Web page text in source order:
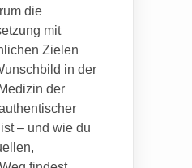
die
mit
Zielen
in der
der
– und wie du